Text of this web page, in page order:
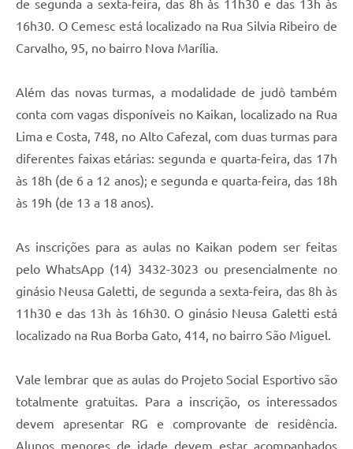
de segunda a sexta-feira, das 8h às 11h30 e das 13h às
16h30. O Cemesc está localizado na Rua Silvia Ribeiro de
Carvalho, 95, no bairro Nova Marília.
Além das novas turmas, a modalidade de judô também
conta com vagas disponíveis no Kaikan, localizado na Rua
Lima e Costa, 748, no Alto Cafezal, com duas turmas para
diferentes faixas etárias: segunda e quarta-feira, das 17h
às 18h (de 6 a 12 anos); e segunda e quarta-feira, das 18h
às 19h (de 13 a 18 anos).
As inscrições para as aulas no Kaikan podem ser feitas
pelo WhatsApp (14) 3432-3023 ou presencialmente no
ginásio Neusa Galetti, de segunda a sexta-feira, das 8h às
11h30 e das 13h às 16h30. O ginásio Neusa Galetti está
localizado na Rua Borba Gato, 414, no bairro São Miguel.
Vale lembrar que as aulas do Projeto Social Esportivo são
totalmente gratuitas. Para a inscrição, os interessados
devem apresentar RG e comprovante de residência.
Alunos menores de idade devem estar acompanhados